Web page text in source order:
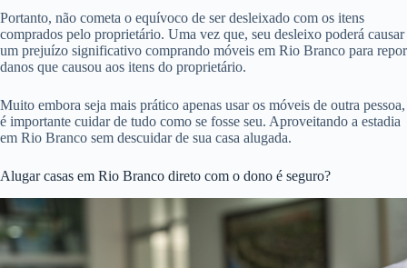
Portanto, não cometa o equívoco de ser desleixado com os itens
comprados pelo proprietário. Uma vez que, seu desleixo poderá causar
um prejuízo significativo comprando móveis em Rio Branco para repor
danos que causou aos itens do proprietário.
Muito embora seja mais prático apenas usar os móveis de outra pessoa,
é importante cuidar de tudo como se fosse seu. Aproveitando a estadia
em Rio Branco sem descuidar de sua casa alugada.
Alugar casas em Rio Branco direto com o dono é seguro?